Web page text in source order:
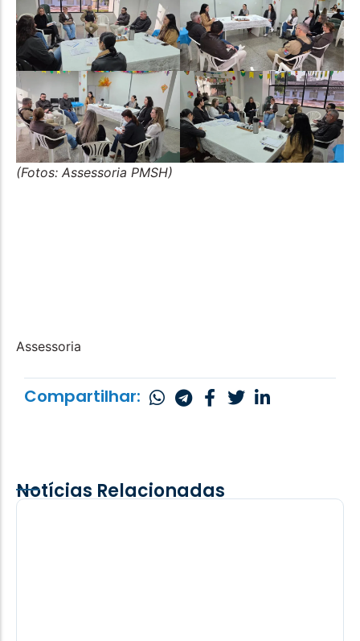
(Fotos: Assessoria PMSH)
Assessoria
Compartilhar:
Notícias Relacionadas